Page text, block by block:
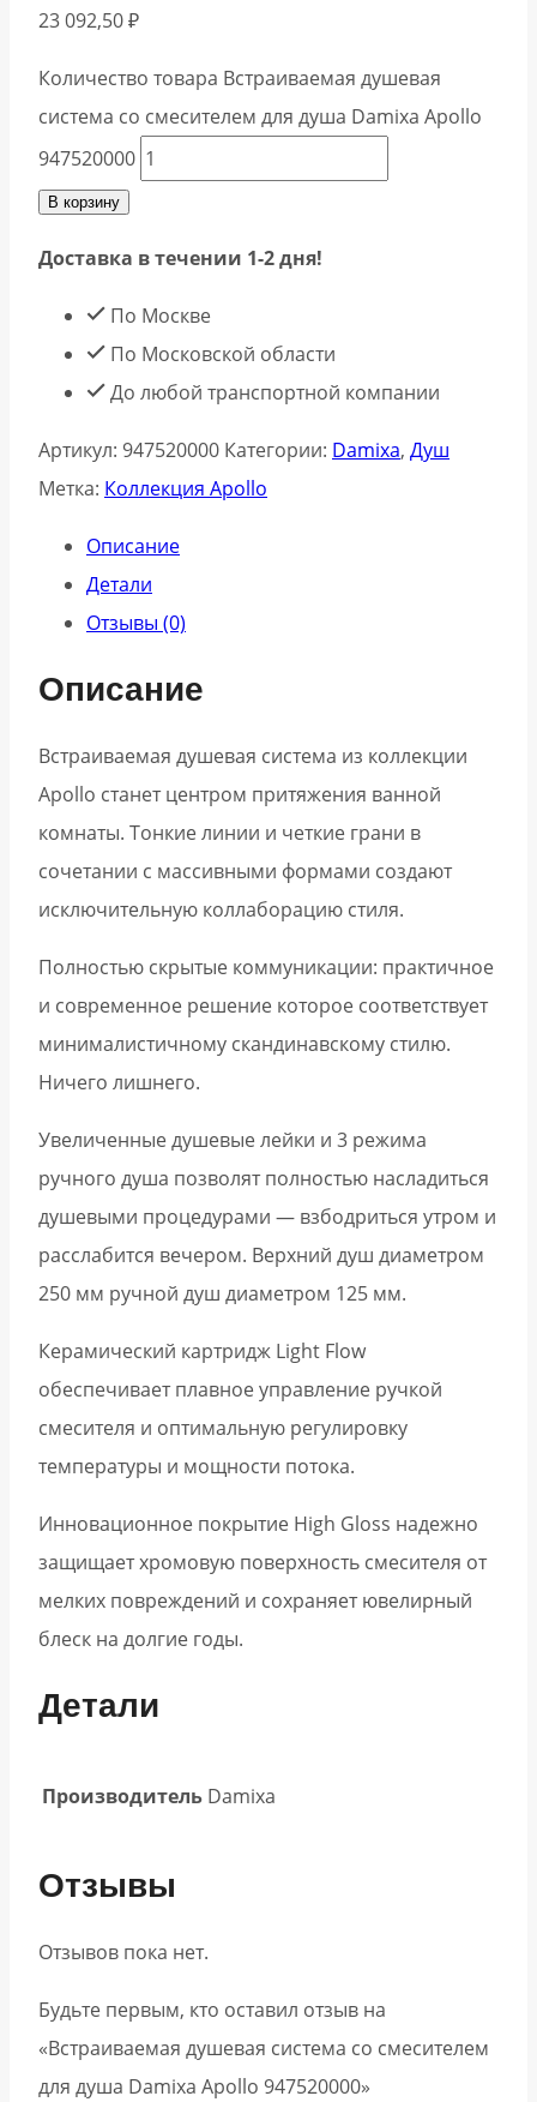
23 092,50₽
Количество товара Встраиваемая душевая
система со смесителем для душа Damixa Apollo
947520000
В корзину
Доставка в течении 1-2 дня!
По Москве
По Московской области
До любой транспортной компании
Артикул: 947520000 Категории: Damixa, Душ
Метка: Коллекция Apollo
Описание
Детали
Отзывы (0)
Описание
Встраиваемая душевая система из коллекции
Apollo станет центром притяжения ванной
комнаты. Тонкие линии и четкие грани в
сочетании с массивными формами создают
исключительную коллаборацию стиля.
Полностью скрытые коммуникации: практичное
и современное решение которое соответствует
минималистичному скандинавскому стилю.
Ничего лишнего.
Увеличенные душевые лейки и 3 режима
ручного душа позволят полностью насладиться
душевыми процедурами — взбодриться утром и
расслабится вечером. Верхний душ диаметром
250 мм ручной душ диаметром 125 мм.
Керамический картридж Light Flow
обеспечивает плавное управление ручкой
смесителя и оптимальную регулировку
температуры и мощности потока.
Инновационное покрытие High Gloss надежно
защищает хромовую поверхность смесителя от
мелких повреждений и сохраняет ювелирный
блеск на долгие годы.
Детали
Производитель Damixa
Отзывы
Отзывов пока нет.
Будьте первым, кто оставил отзыв на
«Встраиваемая душевая система со смесителем
для душа Damixa Apollo 947520000»